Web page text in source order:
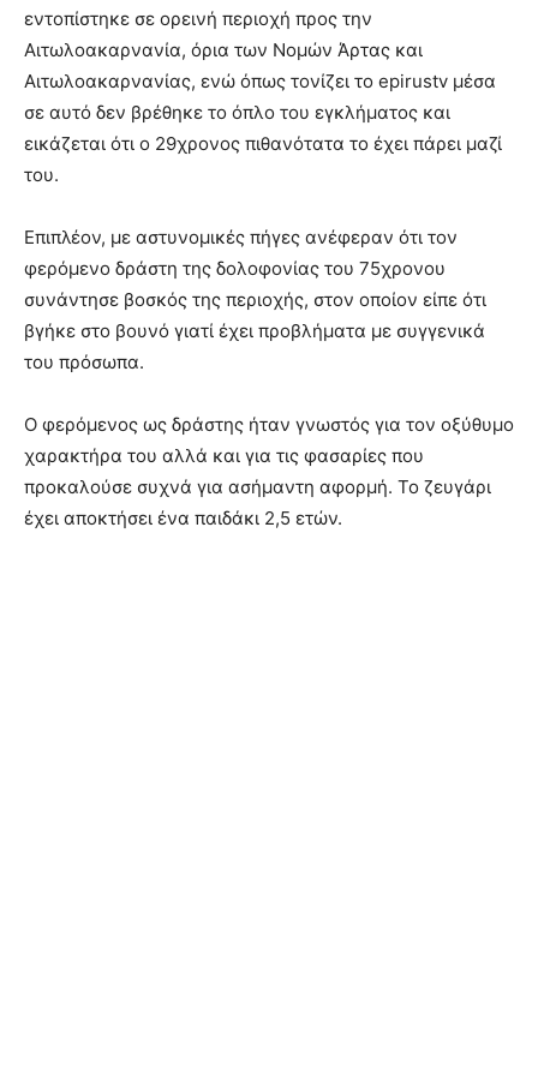
εντοπίστηκε σε ορεινή περιοχή προς την
Αιτωλοακαρνανία, όρια των Νομών Άρτας και
Αιτωλοακαρνανίας, ενώ όπως τονίζει το epirustv μέσα
σε αυτό δεν βρέθηκε το όπλο του εγκλήματος και
εικάζεται ότι ο 29χρονος πιθανότατα το έχει πάρει μαζί
του.
Επιπλέον, με αστυνομικές πήγες ανέφεραν ότι τον
φερόμενο δράστη της δολοφονίας του 75χρονου
συνάντησε βοσκός της περιοχής, στον οποίον είπε ότι
βγήκε στο βουνό γιατί έχει προβλήματα με συγγενικά
του πρόσωπα.
Ο φερόμενος ως δράστης ήταν γνωστός για τον οξύθυμο
χαρακτήρα του αλλά και για τις φασαρίες που
προκαλούσε συχνά για ασήμαντη αφορμή. Το ζευγάρι
έχει αποκτήσει ένα παιδάκι 2,5 ετών.